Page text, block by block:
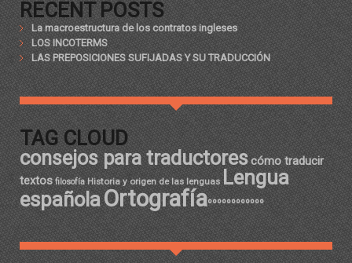
RECENT POSTS
La macroestructura de los contratos ingleses
LOS INCOTERMS
LAS PREPOSICIONES SUFIJADAS Y SU TRADUCCIÓN
TAG CLOUD
consejos para traductorescómo traducir
textos filosofía Historia y origen de las lenguas Lengua
españolaOrtografíaºººººººººººº